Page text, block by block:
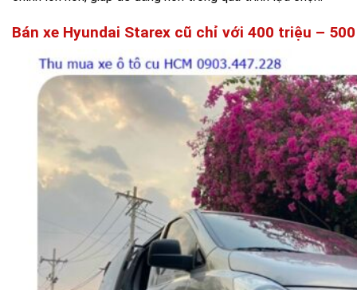
Bán xe Hyundai Starex cũ chỉ với 400 triệu –